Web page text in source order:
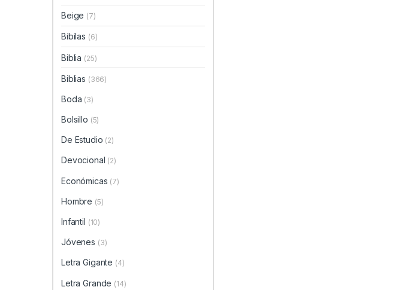
Beige (7)
Bibilas (6)
Biblia (25)
Biblias (366)
Boda (3)
Bolsillo (5)
De Estudio (2)
Devocional (2)
Económicas (7)
Hombre (5)
Infantil (10)
Jóvenes (3)
Letra Gigante (4)
Letra Grande (14)